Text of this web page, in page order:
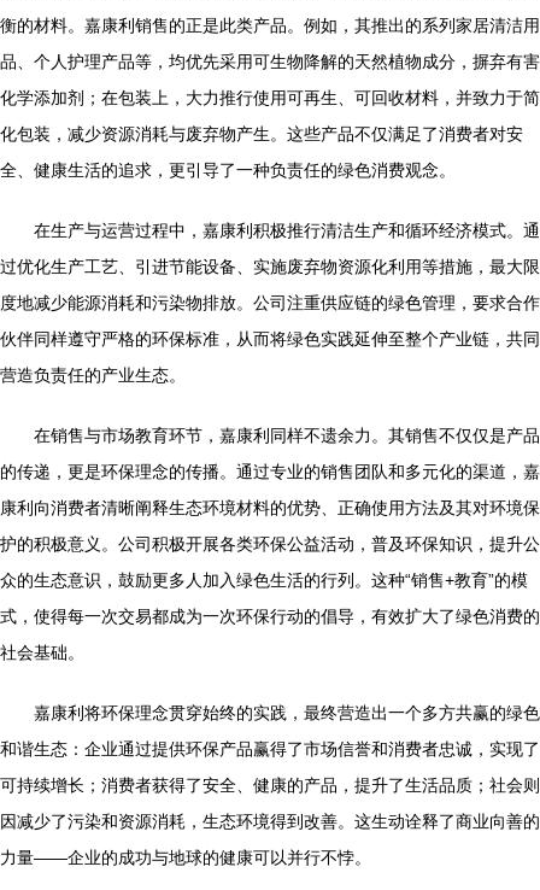
衡的材料。嘉康利销售的正是此类产品。例如，其推出的系列家居清洁用
品、个人护理产品等，均优先采用可生物降解的天然植物成分，摒弃有害
化学添加剂；在包装上，大力推行使用可再生、可回收材料，并致力于简
化包装，减少资源消耗与废弃物产生。这些产品不仅满足了消费者对安
全、健康生活的追求，更引导了一种负责任的绿色消费观念。
在生产与运营过程中，嘉康利积极推行清洁生产和循环经济模式。通
过优化生产工艺、引进节能设备、实施废弃物资源化利用等措施，最大限
度地减少能源消耗和污染物排放。公司注重供应链的绿色管理，要求合作
伙伴同样遵守严格的环保标准，从而将绿色实践延伸至整个产业链，共同
营造负责任的产业生态。
在销售与市场教育环节，嘉康利同样不遗余力。其销售不仅仅是产品
的传递，更是环保理念的传播。通过专业的销售团队和多元化的渠道，嘉
康利向消费者清晰阐释生态环境材料的优势、正确使用方法及其对环境保
护的积极意义。公司积极开展各类环保公益活动，普及环保知识，提升公
众的生态意识，鼓励更多人加入绿色生活的行列。这种“销售+教育”的模
式，使得每一次交易都成为一次环保行动的倡导，有效扩大了绿色消费的
社会基础。
嘉康利将环保理念贯穿始终的实践，最终营造出一个多方共赢的绿色
和谐生态：企业通过提供环保产品赢得了市场信誉和消费者忠诚，实现了
可持续增长；消费者获得了安全、健康的产品，提升了生活品质；社会则
因减少了污染和资源消耗，生态环境得到改善。这生动诠释了商业向善的
力量——企业的成功与地球的健康可以并行不悖。